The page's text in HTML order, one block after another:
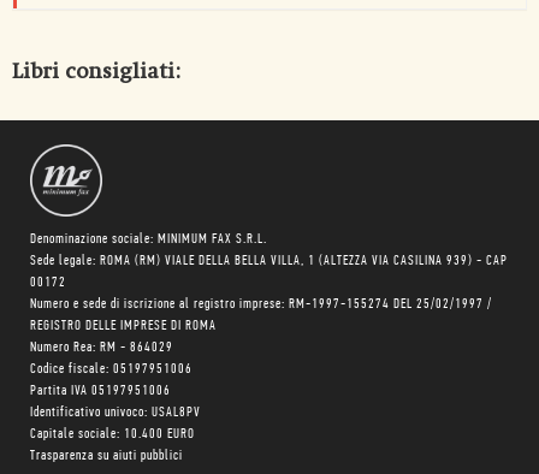
Libri consigliati:
Denominazione sociale: MINIMUM FAX S.R.L.
Sede legale: ROMA (RM) VIALE DELLA BELLA VILLA, 1 (ALTEZZA VIA CASILINA 939) - CAP
00172
Numero e sede di iscrizione al registro imprese: RM-1997-155274 DEL 25/02/1997 /
REGISTRO DELLE IMPRESE DI ROMA
Numero Rea: RM - 864029
Codice fiscale: 05197951006
Partita IVA 05197951006
Identificativo univoco: USAL8PV
Capitale sociale: 10.400 EURO
Trasparenza su aiuti pubblici